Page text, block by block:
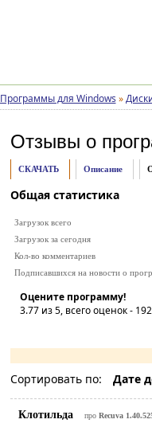
Программы для Windows »
Отзывы о
СКАЧАТЬ Описание
Общая статистика
Загрузок всего
Загрузок за сегодня
Кол-во комментариев
Подписавшихся на новости о
Оцените программу!
3.77из 5, всего оценок -
Сортировать по: Дате
Клотильда про Recuva